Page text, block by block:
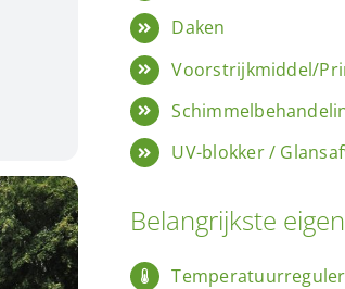
Daken
Voorstrijkmiddel/
UV-blokker /
Belangrijkste